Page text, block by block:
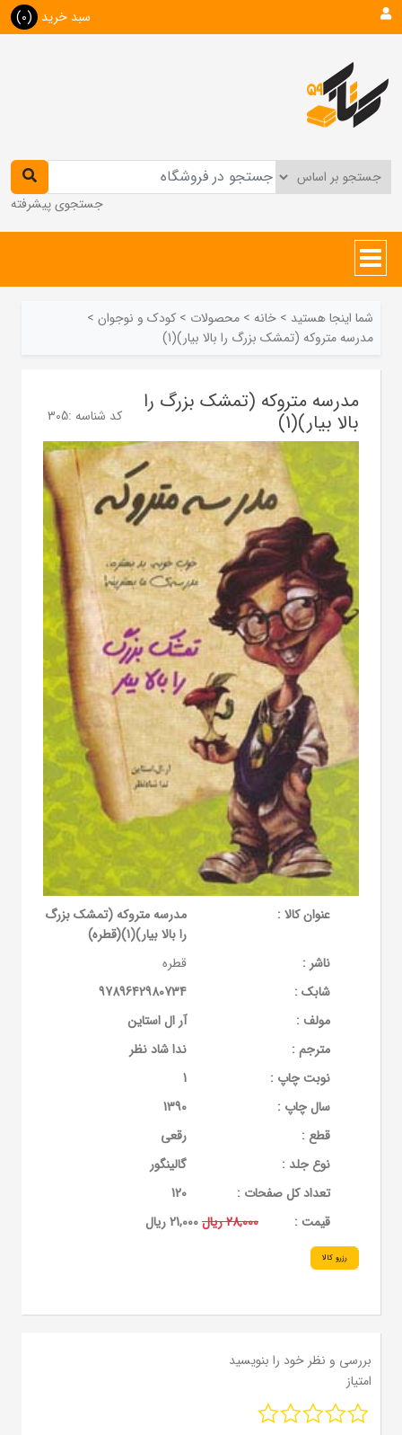
سبد خرید (0)
جستجوی پیشرفته
شما اینجا هستید > خانه > محصولات > کودک و نوجوان >
مدرسه متروکه (تمشک بزرگ را بالا بیار)(1)
مدرسه متروکه (تمشک بزرگ را
بالا بیار)(1) کد شناسه :305
عنوان کالا :
مدرسه متروکه (تمشک بزرگ
را بالا بیار)(1)(قطره)
ناشر :
قطره
شابک :
9789642980734
مولف :
آر ال استاین
مترجم :
ندا شاد نظر
نوبت چاپ :
1
سال چاپ :
1390
قطع :
رقعی
نوع جلد :
گالینگور
تعداد کل صفحات :
120
قيمت :
28,000 ریال 21,000 ریال
رزرو کالا
بررسی و نظر خود را بنویسید
امتیاز